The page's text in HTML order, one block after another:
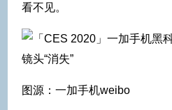
看不见。
图源：一加手机weibo